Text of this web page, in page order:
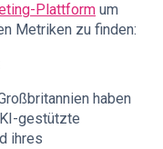
Plattform um
Metriken zu finden:
haben
gestützte
ihres